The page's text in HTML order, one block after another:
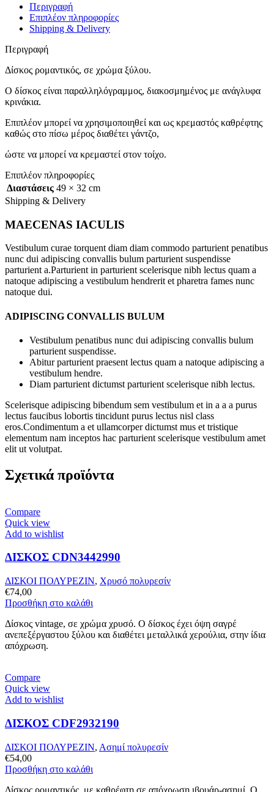
Περιγραφή
Επιπλέον πληροφορίες
Shipping & Delivery
Περιγραφή
Δίσκος ρομαντικός, σε χρώμα ξύλου.
Ο δίσκος είναι παραλληλόγραμμος, διακοσμημένος με ανάγλυφα
κρινάκια.
Επιπλέον μπορεί να χρησιμοποιηθεί και ως κρεμαστός καθρέφτης
καθώς στο πίσω μέρος διαθέτει γάντζο,
ώστε να μπορεί να κρεμαστεί στον τοίχο.
Επιπλέον πληροφορίες
Διαστάσεις 49 × 32 cm
Shipping & Delivery
MAECENAS IACULIS
Vestibulum curae torquent diam diam commodo parturient penatibus
nunc dui adipiscing convallis bulum parturient suspendisse
parturient a.Parturient in parturient scelerisque nibh lectus quam a
natoque adipiscing a vestibulum hendrerit et pharetra fames nunc
natoque dui.
ADIPISCING CONVALLIS BULUM
Vestibulum penatibus nunc dui adipiscing convallis bulum
parturient suspendisse.
Abitur parturient praesent lectus quam a natoque adipiscing a
vestibulum hendre.
Diam parturient dictumst parturient scelerisque nibh lectus.
Scelerisque adipiscing bibendum sem vestibulum et in a a a purus
lectus faucibus lobortis tincidunt purus lectus nisl class
eros.Condimentum a et ullamcorper dictumst mus et tristique
elementum nam inceptos hac parturient scelerisque vestibulum amet
elit ut volutpat.
Σχετικά προϊόντα
Compare
Quick view
Add to wishlist
ΔΙΣΚΟΣ CDN3442990
ΔΙΣΚΟΙ ΠΟΛΥΡΕΖΙΝ, Χρυσό πολυρεσίν
€74,00
Προσθήκη στο καλάθι
Δίσκος vintage, σε χρώμα χρυσό. Ο δίσκος έχει όψη σαγρέ
ανεπεξέργαστου ξύλου και διαθέτει μεταλλικά χερούλια, στην ίδια
απόχρωση.
Compare
Quick view
Add to wishlist
ΔΙΣΚΟΣ CDF2932190
ΔΙΣΚΟΙ ΠΟΛΥΡΕΖΙΝ, Ασημί πολυρεσίν
€54,00
Προσθήκη στο καλάθι
Δίσκος ρομαντικός, με καθρέφτη σε απόχρωση ιβουάρ-ασημί. Ο